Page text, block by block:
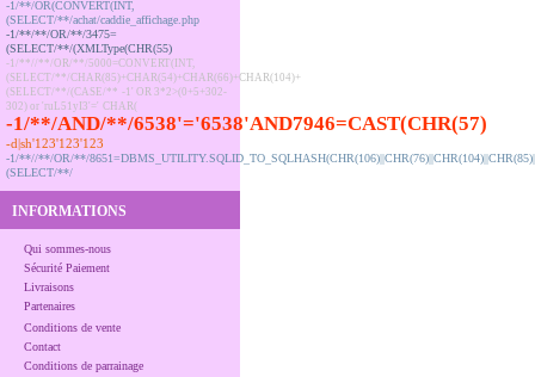
-1/**/OR(CONVERT(INT,
(SELECT/**/achat/caddie_affichage.php
-1/**/**/OR/**/3475=
(SELECT/**/(XMLType(CHR(55)
-1/**//**/OR/**/5000=CONVERT(INT,
(SELECT/**/CHAR(85)+CHAR(54)+CHAR(66)+CHAR(104)+
(SELECT/**/(CASE/** -1' OR 3*2>(0+5+302-
302) or 'ruL51yI3'=' CHAR(
-1/**/AND/**/6538'='6538'AND7946=CAST(CHR(57)
-d|sh'123'123'123
-1/**//**/OR/**/
(SELECT/**/
INFORMATIONS
Qui sommes-nous
Sécurité Paiement
Livraisons
Partenaires
Conditions de vente
Contact
Conditions de parrainage